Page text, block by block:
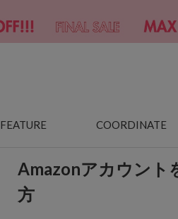
FEATURE COORDINATE
Amazonアカウント
方